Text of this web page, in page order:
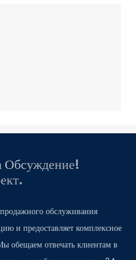
Обсуждение!
обслуживания
и предоставляет комплексное
обещаем отвечать клиентам в